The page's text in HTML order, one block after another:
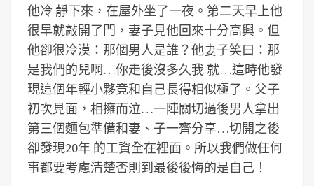
他冷 靜下來，在屋外坐了一夜。第二天早上他
很早就敲開了門，妻子見他回來十分高興。但
他卻很冷漠：那個男人是誰？他妻子笑曰：那
是我們的兒啊…你走後沒多久我 就…這時他發
現這個年輕小夥竟和自己長得相似極了。父子
初次見面，相擁而泣…一陣關切過後男人拿出
第三個麵包準備和妻、子一齊分享…切開之後
卻發現20年 的工資全在裡面。所以我們做任何
事都要考慮清楚否則到最後後悔的是自己 ！